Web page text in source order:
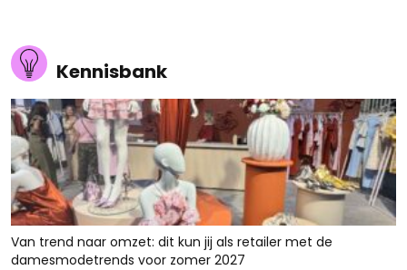
Kennisbank
Van trend naar omzet: dit kun jij als retailer met de
damesmodetrends voor zomer 2027